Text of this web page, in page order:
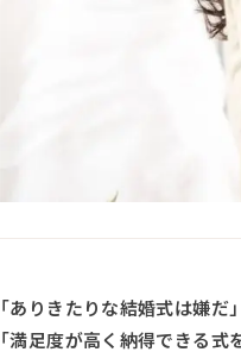
「ありきたりな結婚式は嫌だ」
「満足度が高く納得できる式